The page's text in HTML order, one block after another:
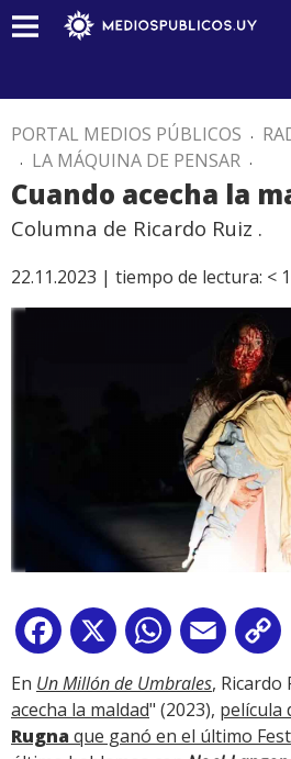
PORTAL MEDIOS PÚBLICOS .
. LA MÁQUINA DE PENSAR .
Cuando acecha la
Columna de Ricardo Ruiz .
22.11.2023 | tiempo de lectura: < 1
Facebook
X WhatsApp
Email
En Un Millón de Umbrales, Ricardo
acecha la maldad" (2023), película
Rugna que ganó en el último